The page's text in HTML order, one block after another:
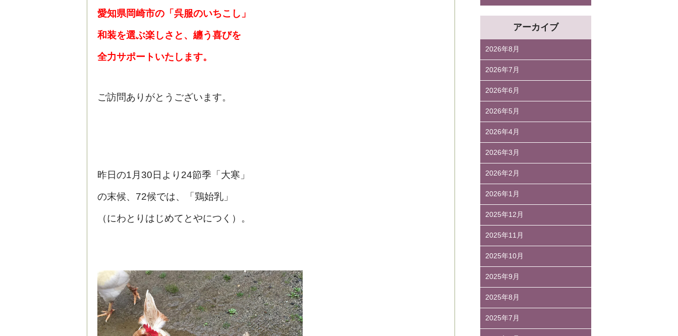
愛知県岡崎市の「呉服のいちこし」
和装を選ぶ楽しさと、纏う喜びを
全力サポートいたします。
ご訪問ありがとうございます。
昨日の1月30日より24節季「大寒」
の末候、72候では、「鶏始乳」
（にわとりはじめてとやにつく）。
アーカイブ
2026年8月
2026年7月
2026年6月
2026年5月
2026年4月
2026年3月
2026年2月
2026年1月
2025年12月
2025年11月
2025年10月
2025年9月
2025年8月
2025年7月